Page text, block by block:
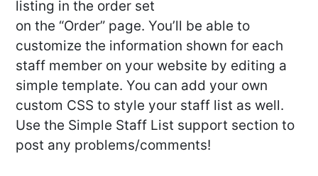
listing in the order set
on the “Order” page. You’ll be able to
customize the information shown for each
staff member on your website by editing a
simple template. You can add your own
custom CSS to style your staff list as well.
Use the Simple Staff List support section to
post any problems/comments!